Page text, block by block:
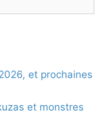
et prochaines
et monstres